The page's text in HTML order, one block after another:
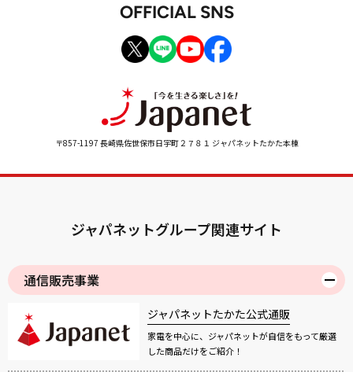
〒857-1197 長崎県佐世保市日宇町２７８１ ジャパネットたかた本棟
OFFICIAL SNS
ジャパネットグループ関連サイト
通信販売事業
ジャパネットたかた公式通販
家電を中心に、ジャパネットが自信をもって厳選
した商品だけをご紹介！